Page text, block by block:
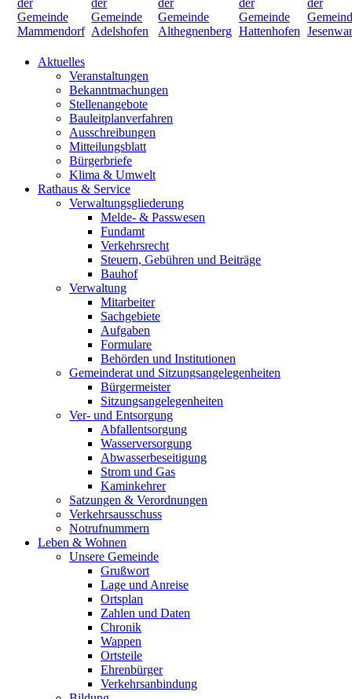
Aktuelles
Veranstaltungen
Bekanntmachungen
Stellenangebote
Bauleitplanverfahren
Ausschreibungen
Mitteilungsblatt
Bürgerbriefe
Klima & Umwelt
Rathaus & Service
Verwaltungsgliederung
Melde- & Passwesen
Fundamt
Verkehrsrecht
Steuern, Gebühren und Beiträge
Bauhof
Verwaltung
Mitarbeiter
Sachgebiete
Aufgaben
Formulare
Behörden und Institutionen
Gemeinderat und Sitzungsangelegenheiten
Bürgermeister
Sitzungsangelegenheiten
Ver- und Entsorgung
Abfallentsorgung
Wasserversorgung
Abwasserbeseitigung
Strom und Gas
Kaminkehrer
Satzungen & Verordnungen
Verkehrsausschuss
Notrufnummern
Leben & Wohnen
Unsere Gemeinde
Grußwort
Lage und Anreise
Ortsplan
Zahlen und Daten
Chronik
Wappen
Ortsteile
Ehrenbürger
Verkehrsanbindung